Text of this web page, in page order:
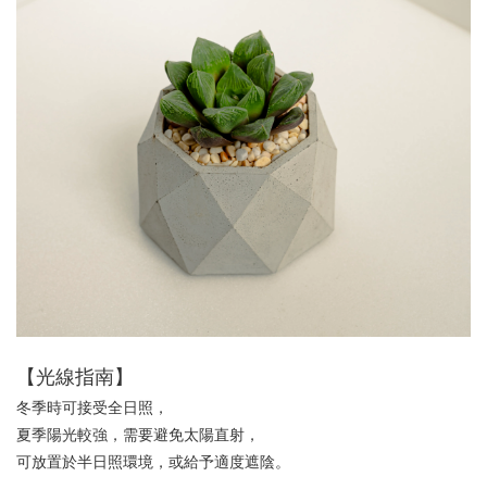
【光線指南】
冬季時可接受全日照，
夏季陽光較強，需要避免太陽直射，
可放置於半日照環境，或給予適度遮陰。